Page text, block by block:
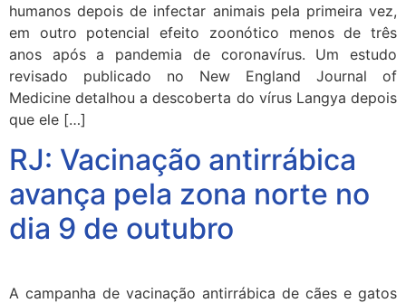
humanos depois de infectar animais pela primeira vez,
em outro potencial efeito zoonótico menos de três
anos após a pandemia de coronavírus. Um estudo
revisado publicado no New England Journal of
Medicine detalhou a descoberta do vírus Langya depois
que ele […]
RJ: Vacinação antirrábica
avança pela zona norte no
dia 9 de outubro
A campanha de vacinação antirrábica de cães e gatos